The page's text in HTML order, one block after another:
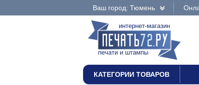
Ваш город: Тюмень
интернет-магазин
печати и штампы
КАТЕГОРИИ ТОВАРОВ